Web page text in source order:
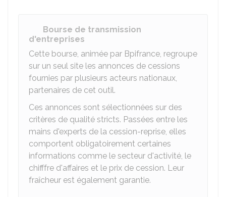
Bourse de transmission
d'entreprises
Cette bourse, animée par Bpifrance, regroupe
sur un seul site les annonces de cessions
fournies par plusieurs acteurs nationaux,
partenaires de cet outil.
Ces annonces sont sélectionnées sur des
critères de qualité stricts. Passées entre les
mains d'experts de la cession-reprise, elles
comportent obligatoirement certaines
informations comme le secteur d'activité, le
chifffre d'affaires et le prix de cession. Leur
fraîcheur est également garantie.